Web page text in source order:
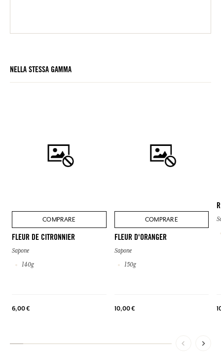
NELLA STESSA GAMMA
COMPRARE
FLEUR DE CITRONNIER
Sapone
140g
6,00 €
COMPRARE
FLEUR D'ORANGER
Sapone
150g
10,00 €